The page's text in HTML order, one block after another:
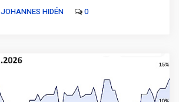
JOHANNES HIDÉN 0